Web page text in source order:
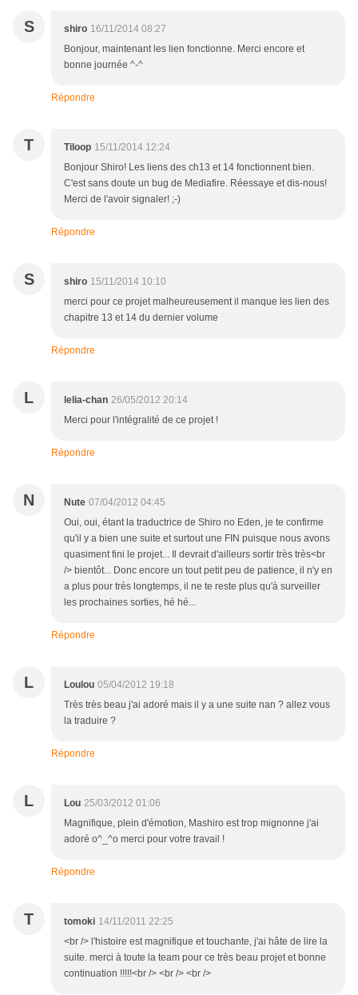
S shiro 16/11/2014 08:27
Bonjour, maintenant les lien fonctionne. Merci encore et
bonne journée ^-^
Répondre
T Tiloop 15/11/2014 12:24
Bonjour Shiro! Les liens des ch13 et 14 fonctionnent bien.
C'est sans doute un bug de Mediafire. Réessaye et dis-nous!
Merci de l'avoir signaler! ;-)
Répondre
S shiro 15/11/2014 10:10
merci pour ce projet malheureusement il manque les lien des
chapitre 13 et 14 du dernier volume
Répondre
L lelia-chan 26/05/2012 20:14
Merci pour l'intégralité de ce projet !
Répondre
N Nute 07/04/2012 04:45
Oui, oui, étant la traductrice de Shiro no Eden, je te confirme
qu'il y a bien une suite et surtout une FIN puisque nous avons
quasiment fini le projet... Il devrait d'ailleurs sortir très très<br
/> bientôt... Donc encore un tout petit peu de patience, il n'y en
a plus pour très longtemps, il ne te reste plus qu'à surveiller
les prochaines sorties, hé hé...
Répondre
L Loulou 05/04/2012 19:18
Très très beau j'ai adoré mais il y a une suite nan ? allez vous
la traduire ?
Répondre
L Lou 25/03/2012 01:06
Magnifique, plein d'émotion, Mashiro est trop mignonne j'ai
adoré o^_^o merci pour votre travail !
Répondre
T tomoki 14/11/2011 22:25
<br /> l'histoire est magnifique et touchante, j'ai hâte de lire la
suite. merci à toute la team pour ce très beau projet et bonne
continuation !!!!!<br /> <br /> <br />